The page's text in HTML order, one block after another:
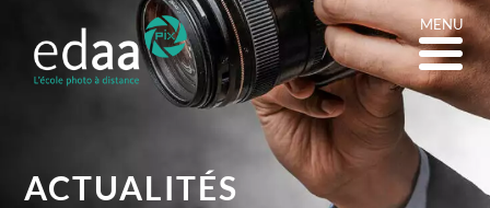
MENU
ACTUALITÉS